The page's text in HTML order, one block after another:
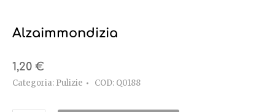
Alzaimmondizia
1,20 €
Categoria: Pulizie COD: Q0188